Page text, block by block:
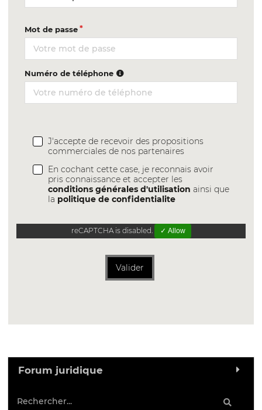
Mot de passe
Numéro de téléphone
J'accepte de recevoir des propositions
commerciales de nos partenaires
En cochant cette case, je reconnais avoir
pris connaissance et accepter les
conditions générales d'utilisation ainsi que
la politique de confidentialite
reCAPTCHA is disabled. ✓ Allow
Valider
Forum juridique